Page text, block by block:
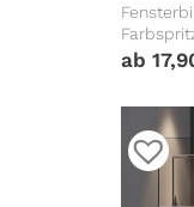
Kreise
ab